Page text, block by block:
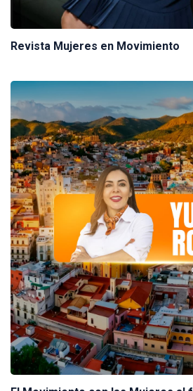
Revista Mujeres en Movimiento